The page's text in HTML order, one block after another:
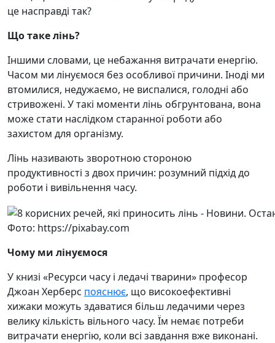
це насправді так?
Що таке лінь?
Іншими словами, це небажання витрачати енергію.
Часом ми лінуємося без особливої причини. Іноді ми
втомилися, недужаємо, не виспалися, голодні або
стривожені. У такі моменти лінь обгрунтована, вона
може стати наслідком старанної роботи або
захистом для організму.
Лінь називають зворотною стороною
продуктивності з двох причин: розумний підхід до
роботи і вивільнення часу.
Фото: https://pixabay.com
Чому ми лінуємося
У книзі «Ресурси часу і ледачі тварини» професор
Джоан Херберс пояснює, що високоефективні
хижаки можуть здаватися більш ледачими через
велику кількість вільного часу. Їм немає потреби
витрачати енергію, коли всі завдання вже виконані.